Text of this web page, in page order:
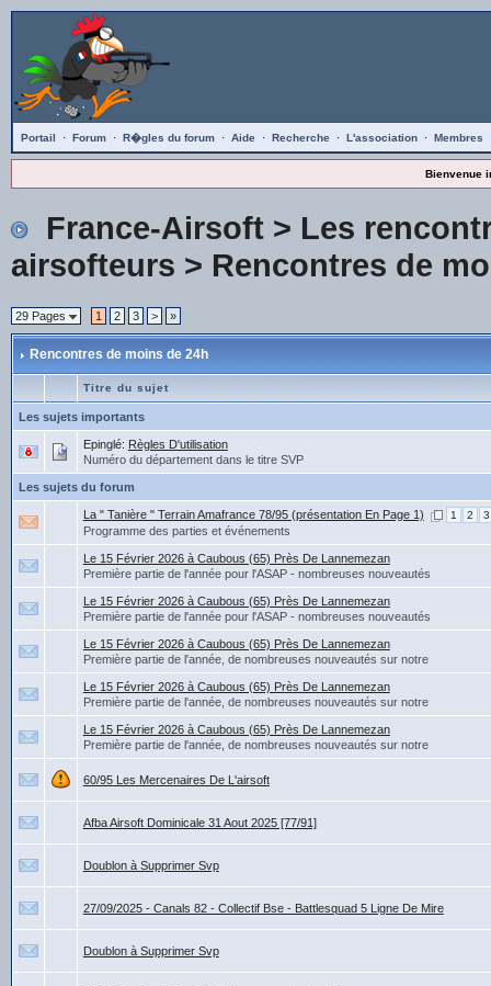
Portail · Forum · R�gles du forum · Aide · Recherche · L'association · Membres
Bienvenue
France-Airsoft> Les
airsofteurs > Rencontres de
29 Pages 1 2 3 > »
Rencontres de moins de 24h
Titre du sujet
Les sujets importants
Epinglé: Règles D'utilisation
Numéro du département dans le titre SVP
Les sujets du forum
La " Tanière " Terrain Amafrance 78/95 (présentation En Page 1) 1 2 3
Programme des parties et événements
Le 15 Février 2026 à Caubous (65) Près De Lannemezan
Première partie de l'année pour l'ASAP - nombreuses nouveautés
Le 15 Février 2026 à Caubous (65) Près De Lannemezan
Première partie de l'année pour l'ASAP - nombreuses nouveautés
Le 15 Février 2026 à Caubous (65) Près De Lannemezan
Première partie de l'année, de nombreuses nouveautés sur notre
Le 15 Février 2026 à Caubous (65) Près De Lannemezan
Première partie de l'année, de nombreuses nouveautés sur notre
Le 15 Février 2026 à Caubous (65) Près De Lannemezan
Première partie de l'année, de nombreuses nouveautés sur notre
60/95 Les Mercenaires De L'airsoft
Afba Airsoft Dominicale 31 Aout 2025 [77/91]
Doublon à Supprimer Svp
27/09/2025 - Canals 82 - Collectif Bse - Battlesquad 5 Ligne De Mire
Doublon à Supprimer Svp